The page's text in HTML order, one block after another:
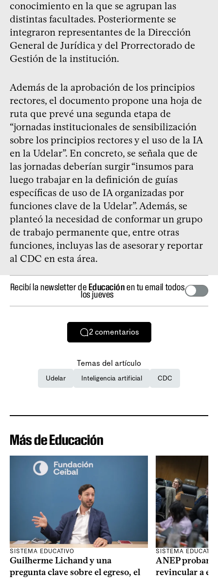
conocimiento en la que se agrupan las
distintas facultades. Posteriormente se
integraron representantes de la Dirección
General de Jurídica y del Prorrectorado de
Gestión de la institución.
Además de la aprobación de los principios
rectores, el documento propone una hoja de
ruta que prevé una segunda etapa de
“jornadas institucionales de sensibilización
sobre los principios rectores y el uso de la IA
en la Udelar”. En concreto, se señala que de
las jornadas deberían surgir “insumos para
luego trabajar en la definición de guías
específicas de uso de IA organizadas por
funciones clave de la Udelar”. Además, se
planteó la necesidad de conformar un grupo
de trabajo permanente que, entre otras
funciones, incluyas las de asesorar y reportar
al CDC en esta área.
Recibí la newsletter deEducaciónen tu email todos
los jueves
2 comentarios
Temas del artículo
Udelar Inteligencia artificial CDC
Más de Educación
SISTEMA EDUCATIVO
Guilherme Lichand y una
pregunta clave sobre el egreso, el
SISTEMA
ANEP probará
revincular a